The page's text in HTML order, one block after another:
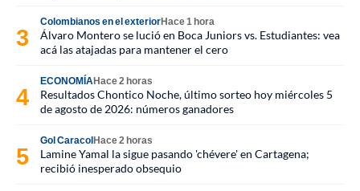
Colombianos en el exteriorHace 1 hora
Álvaro Montero se lució en Boca Juniors vs. Estudiantes: vea
acá las atajadas para mantener el cero
ECONOMÍAHace 2 horas
Resultados Chontico Noche, último sorteo hoy miércoles 5
de agosto de 2026: números ganadores
Gol CaracolHace 2 horas
Lamine Yamal la sigue pasando 'chévere' en Cartagena;
recibió inesperado obsequio